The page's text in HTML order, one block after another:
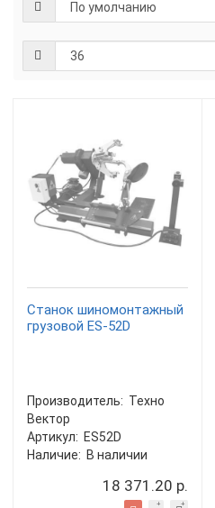
Станок шиномонтажный
грузовой ES-52D
Производитель: Техно
Вектор
Артикул: ES52D
Наличие: В наличии
18 371.20 р.